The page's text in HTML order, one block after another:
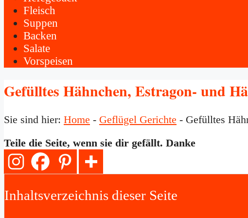
Fleisch
Suppen
Backen
Salate
Vorspeisen
Gefülltes Hähnchen, Estragon- und
Sie sind hier: Home - Geflügel Gerichte - Gefülltes
Teile die Seite, wenn sie dir gefällt. Danke
Inhaltsverzeichnis dieser Seite